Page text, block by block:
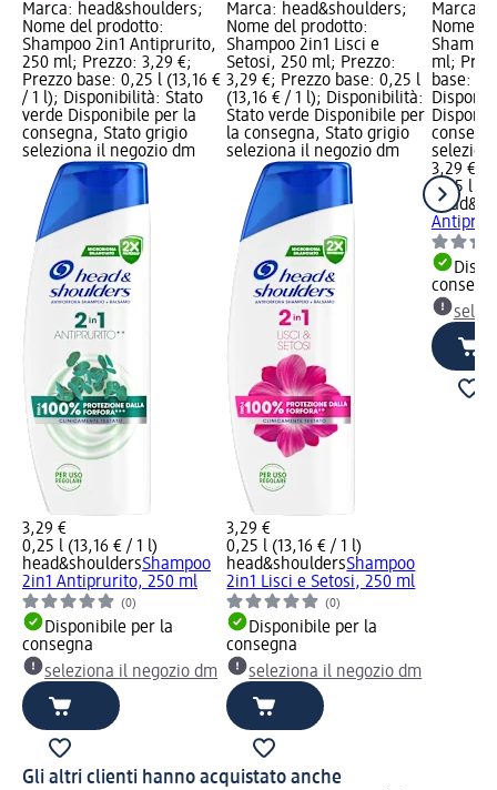
Marca: head&shoulders;
Nome del prodotto:
Shampoo 2in1 Antiprurito,
250 ml; Prezzo: 3,29 €;
Prezzo base: 0,25 l (13,16 €
/ 1 l); Disponibilità: Stato
verde Disponibile per la
consegna, Stato grigio
seleziona il negozio dm
3,29 €
0,25 l (13,16 € / 1 l)
head&shouldersShampoo
2in1 Antiprurito, 250 ml
(0)
Disponibile per la
consegna
seleziona il negozio dm
Marca: head&shoulders;
Nome del prodotto:
Shampoo 2in1 Lisci e
Setosi, 250 ml; Prezzo:
3,29 €; Prezzo base: 0,25 l
(13,16 € / 1 l); Disponibilità:
Stato verde Disponibile per
la consegna, Stato grigio
seleziona il negozio dm
3,29 €
0,25 l (13,16 € / 1 l)
head&shouldersShampoo
2in1 Lisci e Setosi, 250 ml
(0)
Disponibile per la
consegna
seleziona il negozio dm
Marca:
Nome
ml;
base:
3,29 €
0,25 l
Gli altri clienti hanno acquistato anche